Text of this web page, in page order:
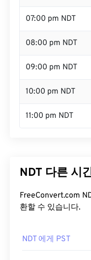
07:00 pm NDT
08:00 pm NDT
09:00 pm NDT
10:00 pm NDT
11:00 pm NDT
NDT 다른 시
FreeConvert.com
환할 수 있습니다.
NDT 에게 PST